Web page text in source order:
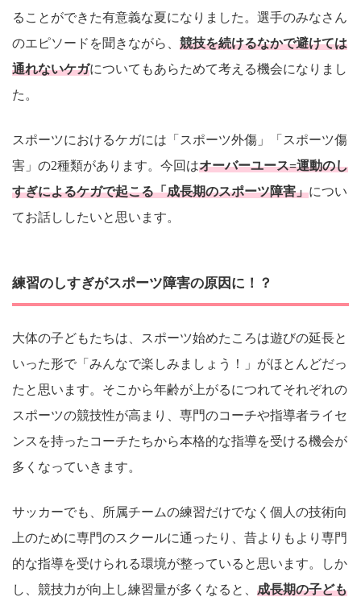
ることができた有意義な夏になりました。選手のみなさん
のエピソードを聞きながら、 競技を続けるなかで避けては
通れないケガについてもあらためて考える機会になりまし
た。
スポーツにおけるケガには「スポーツ外傷」「スポーツ傷
害」の2種類があります。今回はオーバーユース=運動のし
すぎによるケガで起こる「成長期のスポーツ障害」につい
てお話ししたいと思います。
練習のしすぎがスポーツ障害の原因に！？
大体の子どもたちは、スポーツ始めたころは遊びの延長と
いった形で「みんなで楽しみましょう！」がほとんどだっ
たと思います。そこから年齢が上がるにつれてそれぞれの
スポーツの競技性が高まり、専門のコーチや指導者ライセ
ンスを持ったコーチたちから本格的な指導を受ける機会が
多くなっていきます。
サッカーでも、所属チームの練習だけでなく個人の技術向
上のために専門のスクールに通ったり、昔よりもより専門
的な指導を受けられる環境が整っていると思います。しか
し、競技力が向上し練習量が多くなると、 成長期の子ども